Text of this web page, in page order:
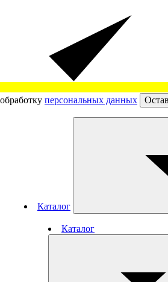
обработку персональных данных
Каталог
Каталог